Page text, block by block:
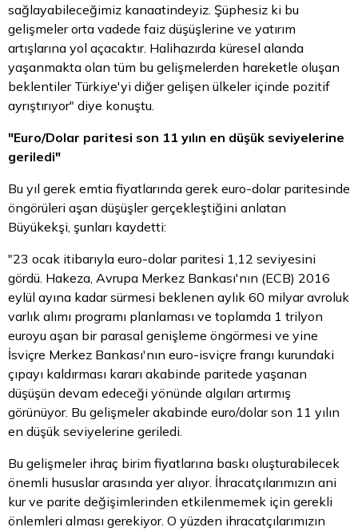
sağlayabileceğimiz kanaatindeyiz. Şüphesiz ki bu
gelişmeler orta vadede faiz düşüşlerine ve yatırım
artışlarına yol açacaktır. Halihazırda küresel alanda
yaşanmakta olan tüm bu gelişmelerden hareketle oluşan
beklentiler Türkiye'yi diğer gelişen ülkeler içinde pozitif
ayrıştırıyor" diye konuştu.
"Euro/Dolar paritesi son 11 yılın en düşük seviyelerine
geriledi"
Bu yıl gerek emtia fiyatlarında gerek euro-dolar paritesinde
öngörüleri aşan düşüşler gerçekleştiğini anlatan
Büyükekşi, şunları kaydetti:
"23 ocak itibarıyla euro-dolar paritesi 1,12 seviyesini
gördü. Hakeza, Avrupa Merkez Bankası'nın (ECB) 2016
eylül ayına kadar sürmesi beklenen aylık 60 milyar avroluk
varlık alımı programı planlaması ve toplamda 1 trilyon
euroyu aşan bir parasal genişleme öngörmesi ve yine
İsviçre Merkez Bankası'nın euro-isviçre frangı kurundaki
çıpayı kaldırması kararı akabinde paritede yaşanan
düşüşün devam edeceği yönünde algıları artırmış
görünüyor. Bu gelişmeler akabinde euro/dolar son 11 yılın
en düşük seviyelerine geriledi.
Bu gelişmeler ihraç birim fiyatlarına baskı oluşturabilecek
önemli hususlar arasında yer alıyor. İhracatçılarımızın ani
kur ve parite değişimlerinden etkilenmemek için gerekli
önlemleri alması gerekiyor. O yüzden ihracatçılarımızın